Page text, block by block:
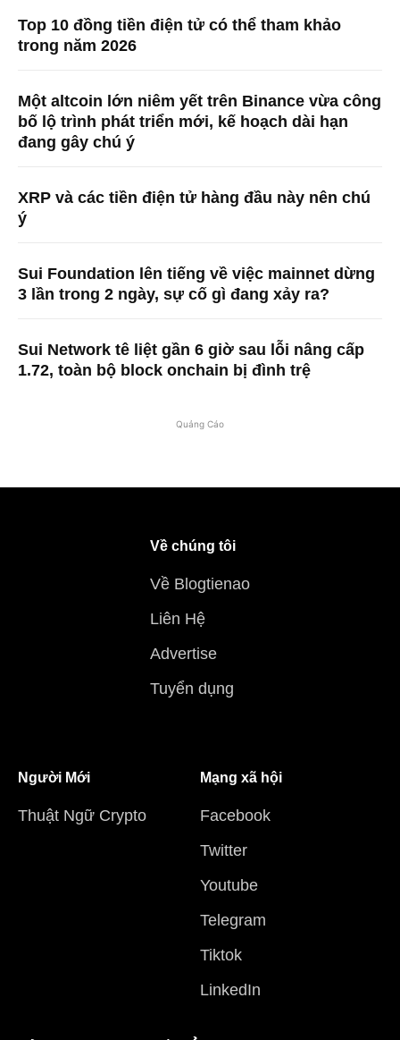
Top 10 đồng tiền điện tử có thể tham khảo
trong năm 2026
Một altcoin lớn niêm yết trên Binance vừa công
bố lộ trình phát triển mới, kế hoạch dài hạn
đang gây chú ý
XRP và các tiền điện tử hàng đầu này nên chú
ý
Sui Foundation lên tiếng về việc mainnet dừng
3 lần trong 2 ngày, sự cố gì đang xảy ra?
Sui Network tê liệt gần 6 giờ sau lỗi nâng cấp
1.72, toàn bộ block onchain bị đình trệ
Quảng Cáo
Về chúng tôi
Về Blogtienao
Liên Hệ
Advertise
Tuyển dụng
Người Mới
Thuật Ngữ Crypto
Mạng xã hội
Facebook
Twitter
Youtube
Telegram
Tiktok
LinkedIn